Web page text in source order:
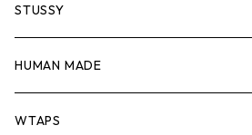
シャツ
ジャケット
パンツ
スウェット/ニット
シャツ
ジャケット
ロンTEE
スウェット/ニット
シャツ
Tシャツ
ロンTEE
スウェット/ニット
STUSSY
Tシャツ
ロンTEE
HUMAN MADE
Tシャツ
WTAPS